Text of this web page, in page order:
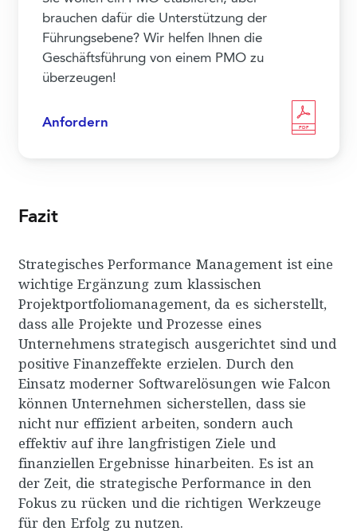
brauchen dafür die Unterstützung der
Führungsebene? Wir helfen Ihnen die
Geschäftsführung von einem PMO zu
überzeugen!
Anfordern PDF
Fazit
Strategisches Performance Management ist eine
wichtige Ergänzung zum klassischen
Projektportfoliomanagement, da es sicherstellt,
dass alle Projekte und Prozesse eines
Unternehmens strategisch ausgerichtet sind und
positive Finanzeffekte erzielen. Durch den
Einsatz moderner Softwarelösungen wie Falcon
können Unternehmen sicherstellen, dass sie
nicht nur effizient arbeiten, sondern auch
effektiv auf ihre langfristigen Ziele und
finanziellen Ergebnisse hinarbeiten. Es ist an
der Zeit, die strategische Performance in den
Fokus zu rücken und die richtigen Werkzeuge
für den Erfolg zu nutzen.